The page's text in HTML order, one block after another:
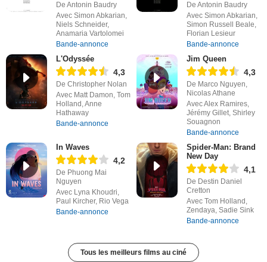
De Antonin Baudry
Avec Simon Abkarian,
Niels Schneider,
Anamaria Vartolomei
Bande-annonce
De Antonin Baudry
Avec Simon Abkarian,
Simon Russell Beale,
Florian Lesieur
Bande-annonce
L'Odyssée
4,3
De Christopher Nolan
Avec Matt Damon, Tom
Holland, Anne
Hathaway
Bande-annonce
Jim Queen
4,3
De Marco Nguyen,
Nicolas Athane
Avec Alex Ramires,
Jérémy Gillet, Shirley
Souagnon
Bande-annonce
In Waves
4,2
De Phuong Mai
Nguyen
Avec Lyna Khoudri,
Paul Kircher, Rio Vega
Bande-annonce
Spider-Man: Brand
New Day
4,1
De Destin Daniel
Cretton
Avec Tom Holland,
Zendaya, Sadie Sink
Bande-annonce
Tous les meilleurs films au ciné